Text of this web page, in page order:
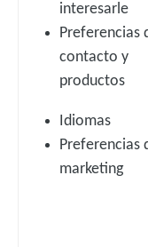
interesarle
Preferencias
contacto y
productos
Idiomas
Preferencias
marketing